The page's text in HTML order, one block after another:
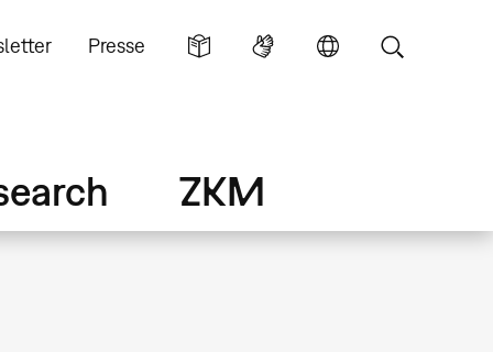
Presse
ZKM